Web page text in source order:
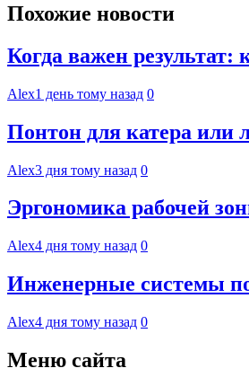
Похожие новости
Когда важен
Alex1 день тому назад 0
Понтон для катера или
Alex3 дня тому назад 0
Эргономика рабочей
Alex4 дня тому назад 0
Инженерные системы
Alex4 дня тому назад 0
Меню сайта